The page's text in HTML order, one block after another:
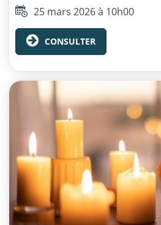
25 mars 2026 à 10h00
CONSULTER